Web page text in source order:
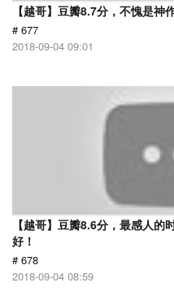
【越哥】豆瓣8.7分，不愧是神
# 677
2018-09-04 09:01
【越哥】豆瓣8.6分，最感人
好！
# 678
2018-09-04 08:59